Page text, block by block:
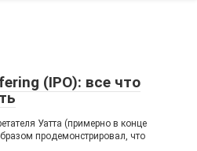
(IPO): все что
Уатта (примерно в конце
продемонстрировал, что